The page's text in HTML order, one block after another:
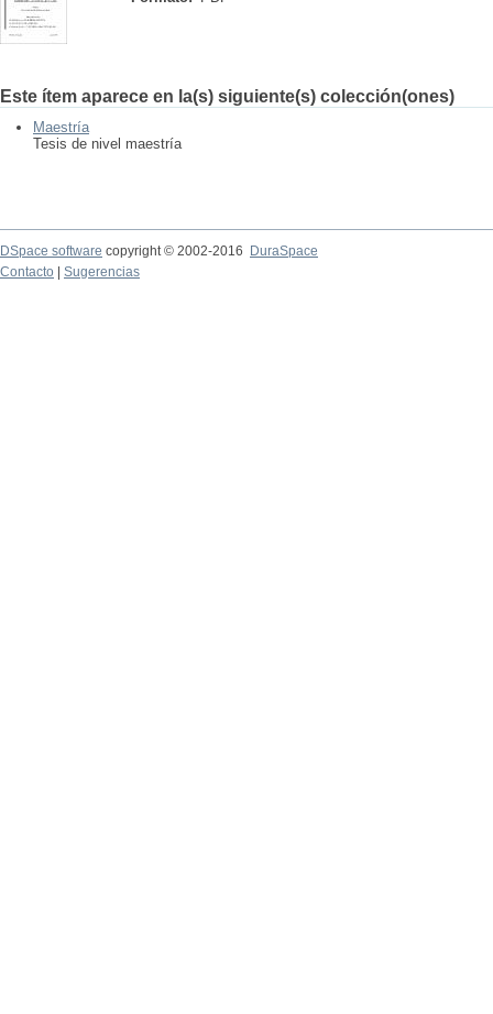
Este ítem aparece en la(s) siguiente(s) colección(ones)
Maestría
Tesis de nivel maestría
DSpace software copyright © 2002-2016
DuraSpace
Contacto
Sugerencias